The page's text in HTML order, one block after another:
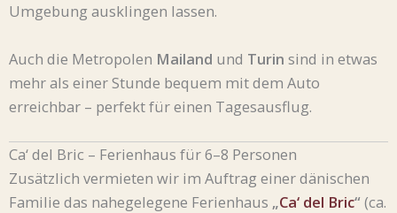
Umgebung ausklingen lassen.
Auch die Metropolen Mailand und Turin sind in etwas
mehr als einer Stunde bequem mit dem Auto
erreichbar – perfekt für einen Tagesausflug.
Ca‘ del Bric – Ferienhaus für 6–8 Personen
Zusätzlich vermieten wir im Auftrag einer dänischen
Familie das nahegelegene Ferienhaus „Ca‘ del Bric“ (ca.